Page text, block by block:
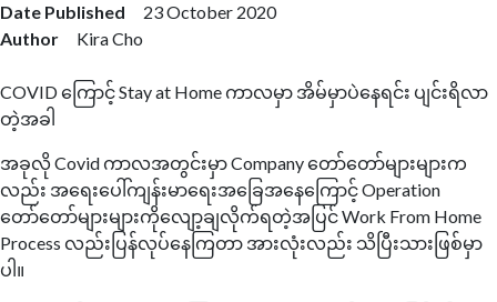
Date Published
23 October 2020
Author
Kira Cho
COVID ကြောင့် Stay at Home ကာလမှာ အိမ်မှာပဲနေရင်း ပျင်းရိလာ
တဲ့အခါ
အခုလို Covid ကာလအတွင်းမှာ Company တော်တော်များများက
လည်း အရေးပေါ်ကျန်းမာရေးအခြေအနေကြောင့် Operation
တော်တော်များများကိုလျော့ချလိုက်ရတဲ့အပြင် Work From Home
Process လည်းပြန်လုပ်နေကြတာ အားလုံးလည်း သိပြီးသားဖြစ်မှာ
ပါ။